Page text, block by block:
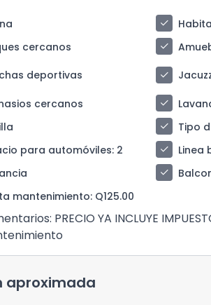
check
cercanos check
deportivas check
cercanos check
check Tipo
para automóviles: 2 check Linea
check
mantenimiento: Q125.00
: PRECIO YA INCLUYE
aproximada